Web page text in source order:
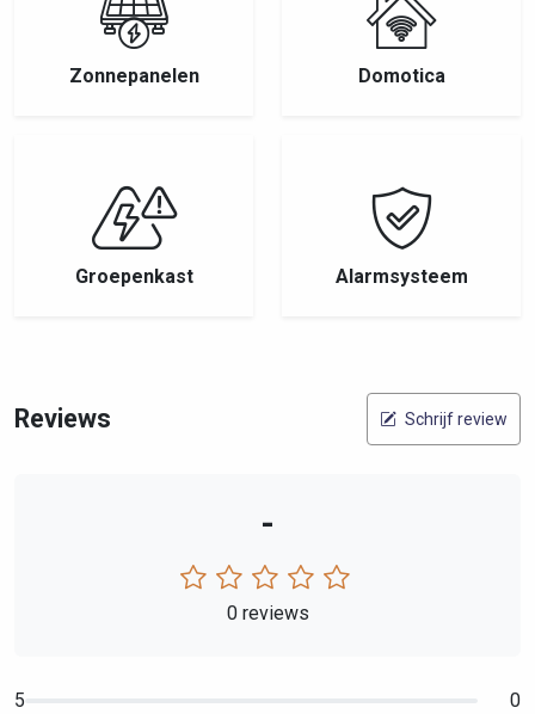
Zonnepanelen Domotica
Groepenkast Alarmsysteem
Reviews Schrijf review
-
0 reviews
5
0